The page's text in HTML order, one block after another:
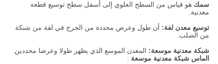
سمك هو قياس من السطح العلوي إلى أسفل سطح توسيع قطعة
معدنية.
توسيع معدن لفة: أن طول وعرض محددة من الجرح في لفة من شبكة
من الصلب.
شبكة معدنية موسعة: المعدن الموسع الذي يظهر طولا وعرضا محددين.
الماس شبكة معدنية موسعة :